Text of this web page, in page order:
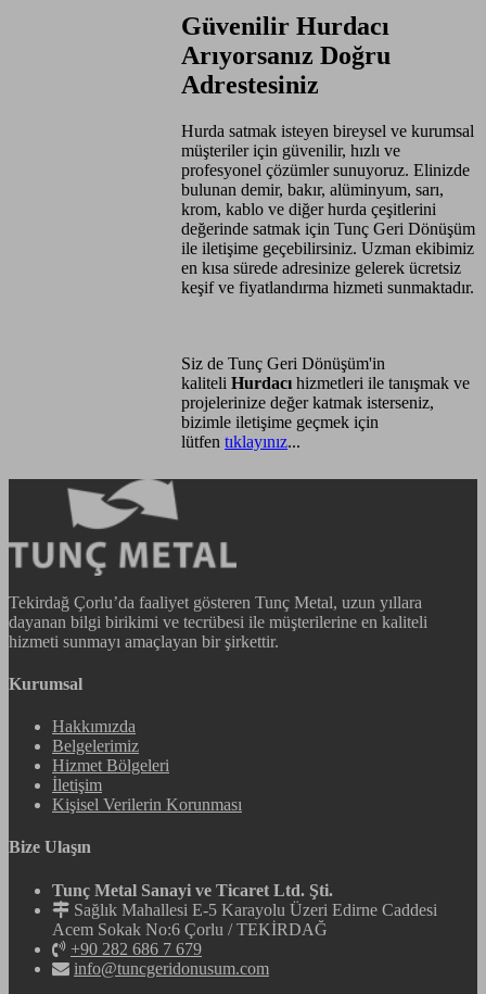
Güvenilir Hurdacı
Arıyorsanız Doğru
Adrestesiniz
Hurda satmak isteyen bireysel ve kurumsal
müşteriler için güvenilir, hızlı ve
profesyonel çözümler sunuyoruz. Elinizde
bulunan demir, bakır, alüminyum, sarı,
krom, kablo ve diğer hurda çeşitlerini
değerinde satmak için Tunç Geri Dönüşüm
ile iletişime geçebilirsiniz. Uzman ekibimiz
en kısa sürede adresinize gelerek ücretsiz
keşif ve fiyatlandırma hizmeti sunmaktadır.
Siz de Tunç Geri Dönüşüm'in
kaliteliHurdacıhizmetleri ile tanışmak ve
projelerinize değer katmak isterseniz,
bizimle iletişime geçmek için
lütfentıklayınız...
Tekirdağ Çorlu’da faaliyet gösteren Tunç Metal, uzun yıllara
dayanan bilgi birikimi ve tecrübesi ile müşterilerine en kaliteli
hizmeti sunmayı amaçlayan bir şirkettir.
Kurumsal
Hakkımızda
Belgelerimiz
Hizmet Bölgeleri
İletişim
Kişisel Verilerin Korunması
Bize Ulaşın
Tunç Metal Sanayi ve Ticaret Ltd. Şti.
Sağlık Mahallesi E-5 Karayolu Üzeri Edirne Caddesi
Acem Sokak No:6 Çorlu / TEKİRDAĞ
+90 282 686 7 679
info@tuncgeridonusum.com